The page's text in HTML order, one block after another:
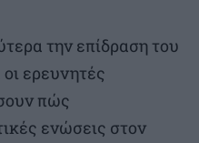
την επίδραση του
ερευνητές
πώς
ενώσεις στον